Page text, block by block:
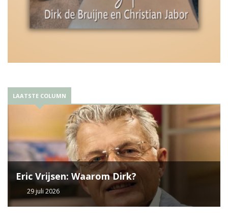
LAATSTE COLUMN
Eric Vrijsen: Waarom Dirk?
29 juli 2026